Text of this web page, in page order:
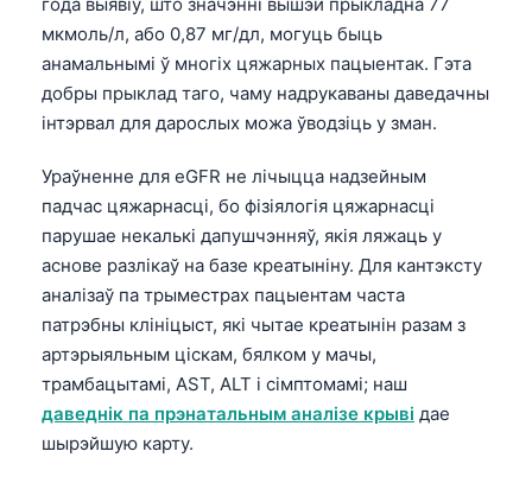
мкмоль/л, або 0,87 мг/дл, могуць быць
анамальнымі ў многіх цяжарных пацыентак. Гэта
добры прыклад таго, чаму надрукаваны даведачны
інтэрвал для дарослых можа ўводзіць у зман.
Ураўненне для eGFR не лічыцца надзейным
падчас цяжарнасці, бо фізіялогія цяжарнасці
парушае некалькі дапушчэнняў, якія ляжаць у
аснове разлікаў на базе креатыніну. Для кантэксту
аналізаў па трыместрах пацыентам часта
патрэбны клініцыст, які чытае креатынін разам з
артэрыяльным ціскам, бялком у мачы,
трамбацытамі, AST, ALT і сімптомамі; наш
даведнік па прэнатальным аналізе крыві дае
шырэйшую карту.